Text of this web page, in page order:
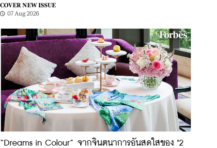
COVER NEW ISSUE
07 Aug 2026
“Dreams in Colour” จากจินตนาการอันสดใสของ "2